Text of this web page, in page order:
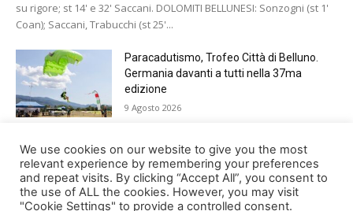
su rigore; st 14' e 32' Saccani. DOLOMITI BELLUNESI: Sonzogni (st 1'
Coan); Saccani, Trabucchi (st 25'...
Paracadutismo, Trofeo Città di Belluno.
Germania davanti a tutti nella 37ma
edizione
9 Agosto 2026
A Villaga Zabot e Fontana vincono la Corsa
del Gal
9 Agosto 2026
We use cookies on our website to give you the most
relevant experience by remembering your preferences
and repeat visits. By clicking “Accept All”, you consent to
the use of ALL the cookies. However, you may visit
"Cookie Settings" to provide a controlled consent.